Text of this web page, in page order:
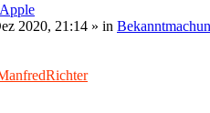
2020, 21:14 » in